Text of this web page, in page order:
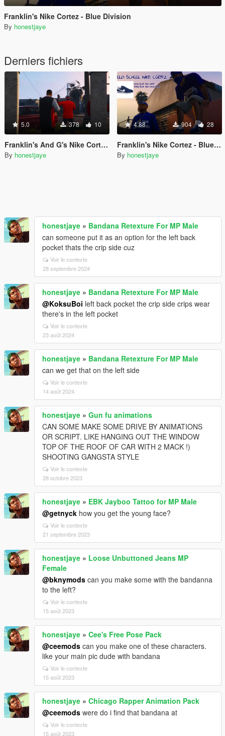
Franklin's Nike Cortez - Blue Division
By honestjaye
Derniers fichiers
5.0 378 10
Franklin's And G's Nike Cortez- Red Division
By honestjaye
4.88 904 28
Franklin's Nike Cortez - Blue Division
By honestjaye
honestjaye » Bandana Retexture For MP Male
can someone put it as an option for the left back
pocket thats the crip side cuz
Voir le contexte
28 septembre 2024
honestjaye » Bandana Retexture For MP Male
@KoksuBoi left back pocket the crip side crips wear
there's in the left pocket
Voir le contexte
23 août 2024
honestjaye » Bandana Retexture For MP Male
can we get that on the left side
Voir le contexte
14 août 2024
honestjaye » Gun fu animations
CAN SOME MAKE SOME DRIVE BY ANIMATIONS
OR SCRIPT. LIKE HANGING OUT THE WINDOW
TOP OF THE ROOF OF CAR WITH 2 MACK !)
SHOOTING GANGSTA STYLE
Voir le contexte
28 octobre 2023
honestjaye » EBK Jayboo Tattoo for MP Male
@getnyck how you get the young face?
Voir le contexte
21 septembre 2023
honestjaye » Loose Unbuttoned Jeans MP
Female
@bknymods can you make some with the bandanna
to the left?
Voir le contexte
15 août 2023
honestjaye » Cee's Free Pose Pack
@ceemods can you make one of these characters.
like your main pic dude with bandana
Voir le contexte
15 août 2023
honestjaye » Chicago Rapper Animation Pack
@ceemods were do i find that bandana at
Voir le contexte
15 août 2023